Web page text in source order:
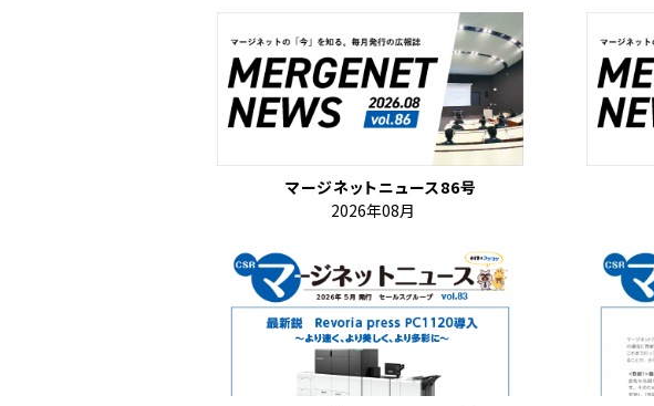
マージネットニュース86号
2026年08月